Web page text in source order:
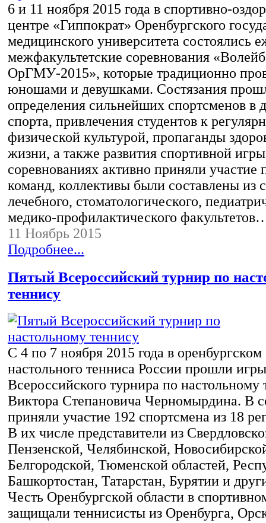
6 и 11 ноября 2015 года в спортивно-
центре «Гиппократ» Оренбургского
медицинского университета состоялись
межфакультетские соревнования
ОрГМУ-2015», которые традиционно
юношами и девушками. Состязания
определения сильнейших спортсменов в
спорта, привлечения студентов к
физической культурой, пропаганды
жизни, а также развития спортивной
соревнованиях активно приняли участие
команд, коллективы были составлены из
лечебного, стоматологического,
медико-профилактического
11 Ноябрь 2015
Подробнее...
Пятый Всероссийский турнир по
теннису
С 4 по 7 ноября 2015 года в
настольного тенниса России прошли
Всероссийского турнира по настольному
Виктора Степановича Черномырдина. В
приняли участие 192 спортсмена из 18
В их числе представители из
Пензенской, Челябинской,
Белгородской, Тюменской областей,
Башкортостан, Татарстан, Бурятии и
Честь Оренбургской области в
защищали теннисисты из Оренбурга,